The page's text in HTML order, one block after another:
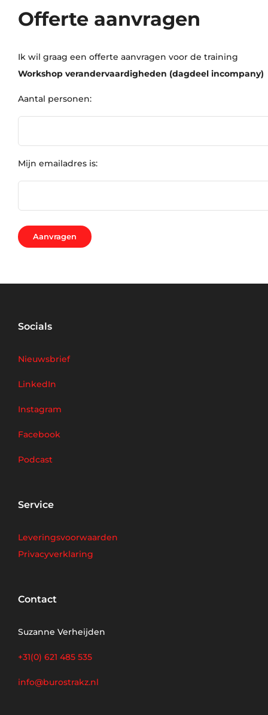
Offerte aanvragen
Ik wil graag een offerte aanvragen voor de training
Workshop verandervaardigheden (dagdeel incompany)
Aantal personen:
Mijn emailadres is:
Socials
Nieuwsbrief
LinkedIn
Instagram
Facebook
Podcast
Service
Leveringsvoorwaarden
Privacyverklaring
Contact
Suzanne Verheijden
+31(0) 621 485 535
info@burostrakz.nl